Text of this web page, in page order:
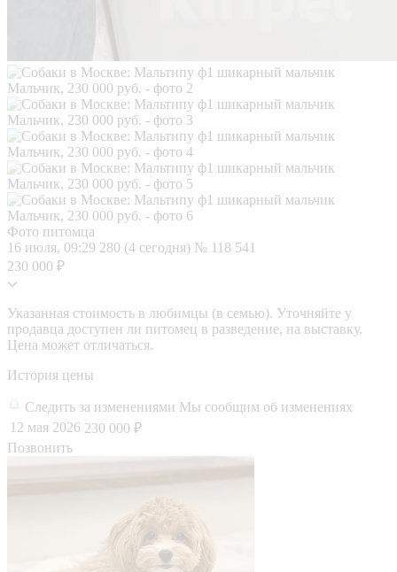
Фото питомца
16 июля, 09:29 280 (4 сегодня) № 118 541
230 000 ₽
Указанная стоимость в любимцы (в семью). Уточняйте у
продавца доступен ли питомец в разведение, на выставку.
Цена может отличаться.
История цены
Следить за изменениями Мы сообщим об изменениях
12 мая 2026 230 000 ₽
Позвонить